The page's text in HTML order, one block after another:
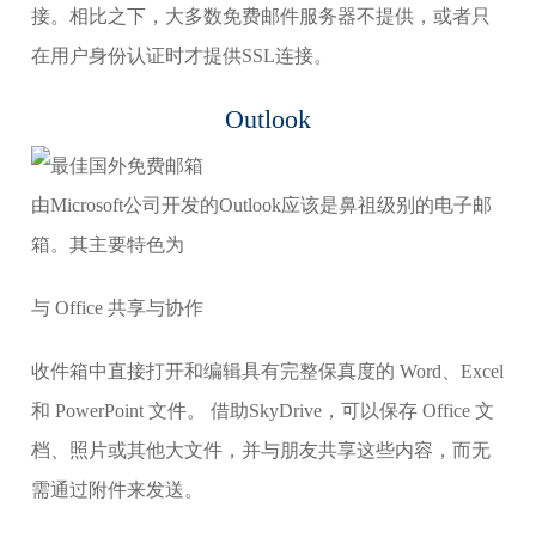
接。相比之下，大多数免费邮件服务器不提供，或者只
在用户身份认证时才提供SSL连接。
Outlook
由Microsoft公司开发的Outlook应该是鼻祖级别的电子邮
箱。其主要特色为
与 Office 共享与协作
收件箱中直接打开和编辑具有完整保真度的 Word、Excel
和 PowerPoint 文件。 借助SkyDrive，可以保存 Office 文
档、照片或其他大文件，并与朋友共享这些内容，而无
需通过附件来发送。